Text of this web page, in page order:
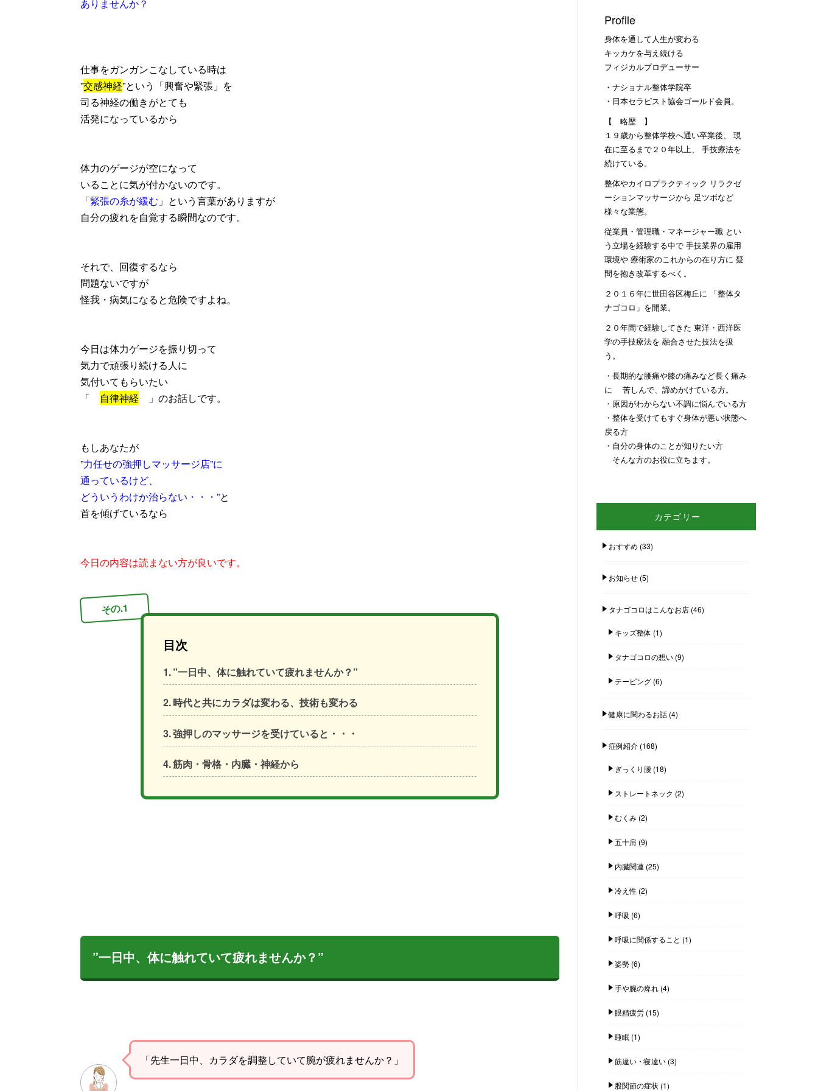
ありませんか？
仕事をガンガンこなしている時は
”交感神経”という「興奮や緊張」を
司る神経の働きがとても
活発になっているから
体力のゲージが空になって
いることに気が付かないのです。
「緊張の糸が緩む 」という言葉がありますが
自分の疲れを自覚する瞬間なのです。
それで、回復するなら
問題ないですが
怪我・病気になると危険ですよね。
今日は体力ゲージを振り切って
気力で頑張り続ける人に
気付いてもらいたい
「 自律神経 」のお話しです。
もしあなたが
”力任せの強押しマッサージ店”に
通っているけど、
どういうわけか治らない・・・”と
首を傾げているなら
今日の内容は読まない方が良いです。
その.1
目次
”一日中、体に触れていて疲れませんか？”
時代と共にカラダは変わる、技術も変わる
強押しのマッサージを受けていると・・・
筋肉・骨格・内臓・神経から
”一日中、体に触れていて疲れませんか？”
「先生一日中、カラダを調整していて腕が疲れませんか？」
Profile
身体を通して人生が変わる
キッカケを与え続ける
フィジカルプロデューサー
・ナショナル整体学院卒
・日本セラピスト協会ゴールド会員。
【 略歴 】
１９歳から整体学校へ通い卒業後、 現
在に至るまで２０年以上、 手技療法を
続けている。
整体やカイロプラクティック リラクゼ
ーションマッサージから 足ツボなど
様々な業態。
従業員・管理職・マネージャー職 とい
う立場を経験する中で 手技業界の雇用
環境や 療術家のこれからの在り方に 疑
問を抱き改革するべく。
２０１６年に世田谷区梅丘に 「整体タ
ナゴコロ」を開業。
２０年間で経験してきた 東洋・西洋医
学の手技療法を 融合させた技法を扱
う。
・長期的な腰痛や膝の痛みなど長く痛み
に 苦しんで、諦めかけている方。
・原因がわからない不調に悩んでいる方
・整体を受けてもすぐ身体が悪い状態へ
戻る方
・自分の身体のことが知りたい方
そんな方のお役に立ちます。
カテゴリー
おすすめ (33)
お知らせ(5)
タナゴコロはこんなお店(46)
キッズ整体 (1)
タナゴコロの想い(9)
テーピング(6)
健康に関わるお話(4)
症例紹介(168)
ぎっくり腰(18)
ストレートネック (2)
むくみ(2)
五十肩 (9)
内臓関連 (25)
冷え性(2)
呼吸 (6)
呼吸に関係すること (1)
姿勢(6)
手や腕の痺れ(4)
眼精疲労(15)
睡眠(1)
筋違い・寝違い(3)
股関節の症状(1)